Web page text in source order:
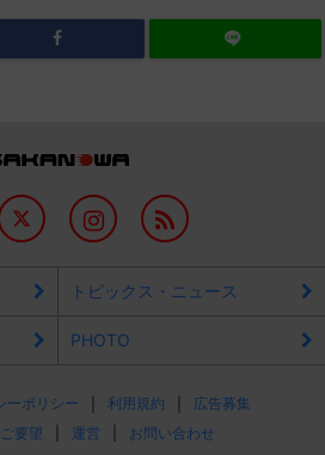
トピックス・ニュース
PHOTO
ーポリシー 利用規約
広告募集
要望
運営 お問い合わせ